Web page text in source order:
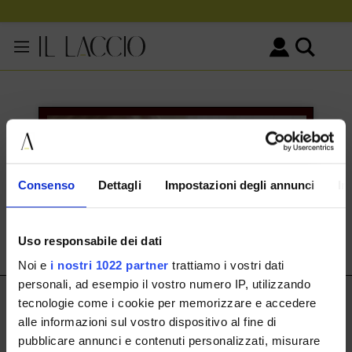
Consenso Dettagli Impostazioni degli annunci
Uso responsabile dei dati
Noi e i nostri 1022 partner trattiamo i vostri dati
personali, ad esempio il vostro numero IP, utilizzando
tecnologie come i cookie per memorizzare e accedere
alle informazioni sul vostro dispositivo al fine di
pubblicare annunci e contenuti personalizzati, misurare
DEIN WARENKORB
IL LACCIO
IL LACCIO